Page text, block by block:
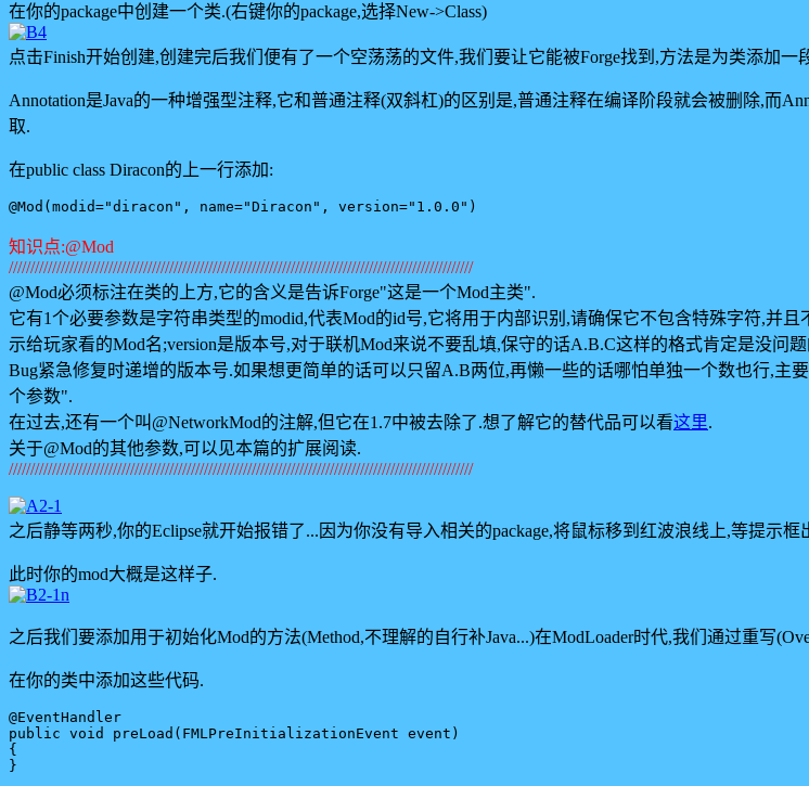
在你的package中创建一个类.(右键你的package,选择New->Class)
点击Finish开始创建,创建完后我们便有了一个空荡荡的文件,我们要让它能被Forge找到,方法是为类添加一
Annotation是Java的一种增强型注释,它和普通注释(双斜杠)的区别是,普通注释在编译阶段就会被删除,而
取.
在public class Diracon的上一行添加:
知识点:@Mod
///////////////////////////////////////////////////////////////////////////////////////////////////////////
@Mod必须标注在类的上方,它的含义是告诉Forge"这是一个Mod主类".
它有1个必要参数是字符串类型的modid,代表Mod的id号,它将用于内部识别,请确保它不包含特殊字符,并且
示给玩家看的Mod名;version是版本号,对于联机Mod来说不要乱填,保守的话A.B.C这样的格式肯定是没
Bug紧急修复时递增的版本号.如果想更简单的话可以只留A.B两位,再懒一些的话哪怕单独一个数也行,主
个参数".
在过去,还有一个叫@NetworkMod的注解,但它在1.7中被去除了.想了解它的替代品可以看这里.
关于@Mod的其他参数,可以见本篇的扩展阅读.
///////////////////////////////////////////////////////////////////////////////////////////////////////////
之后静等两秒,你的Eclipse就开始报错了...因为你没有导入相关的package,将鼠标移到红波浪线上,等提示框
此时你的mod大概是这样子.
之后我们要添加用于初始化Mod的方法(Method,不理解的自行补Java...)在ModLoader时代,我们通过重写
在你的类中添加这些代码.
@EventHandler
public void preLoad(FMLPreInitializationEvent event)
{
}